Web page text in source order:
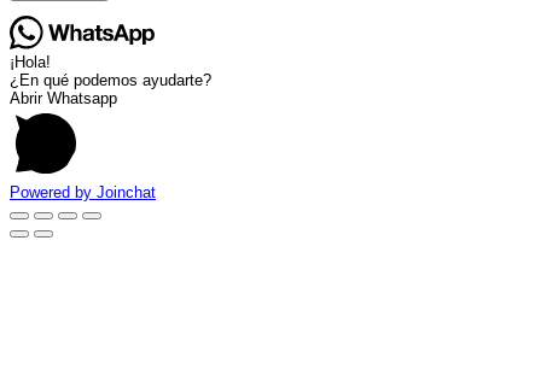
¡Hola!
¿En qué podemos ayudarte?
Abrir Whatsapp
Powered by Joinchat